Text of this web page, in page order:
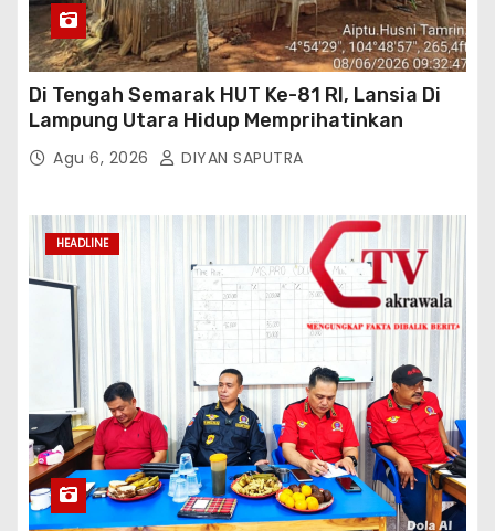
Di Tengah Semarak HUT Ke-81 RI, Lansia Di
Lampung Utara Hidup Memprihatinkan
Agu 6, 2026 DIYAN SAPUTRA
HEADLINE